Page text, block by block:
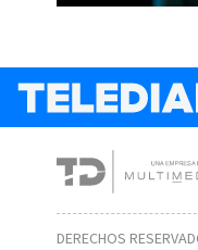
DERECHOS